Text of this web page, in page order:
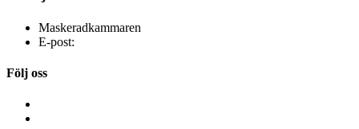
Maskeradkammaren
E-post:
Följ oss